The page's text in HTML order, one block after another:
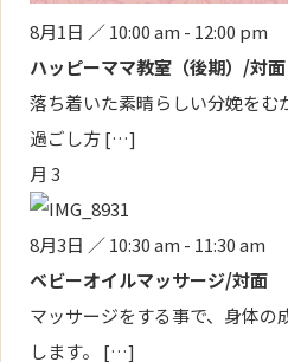
8月1日 ／ 10:00 am - 12:00 pm
ハッピーママ教室（後期）/対面
落ち着いた素晴らしい分娩をむ
過ごし方 […]
月 3
8月3日 ／ 10:30 am - 11:30 am
ベビーオイルマッサージ/対面
マッサージをする事で、身体の
します。 […]